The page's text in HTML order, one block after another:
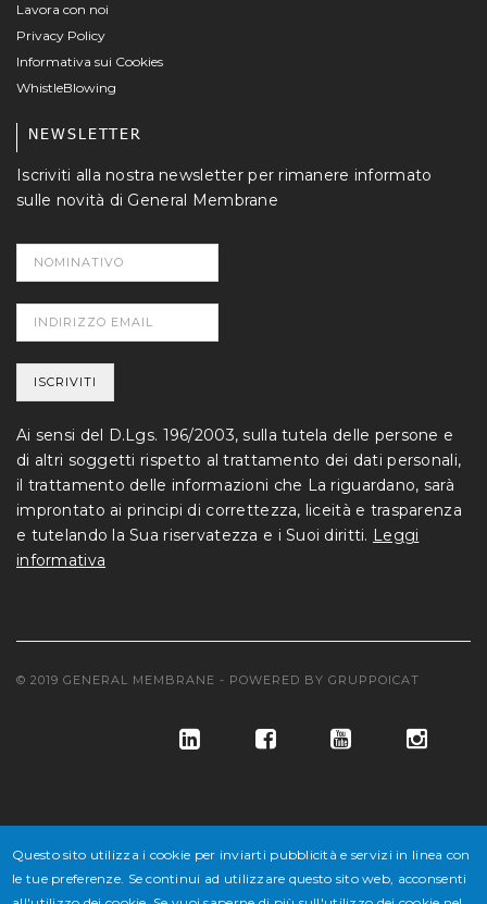
Lavora con noi
Privacy Policy
Informativa sui Cookies
WhistleBlowing
NEWSLETTER
Iscriviti alla nostra newsletter per rimanere informato
sulle novità di General Membrane
Ai sensi del D.Lgs. 196/2003, sulla tutela delle persone e
di altri soggetti rispetto al trattamento dei dati personali,
il trattamento delle informazioni che La riguardano, sarà
improntato ai principi di correttezza, liceità e trasparenza
e tutelando la Sua riservatezza e i Suoi diritti. Leggi
informativa
© 2019 GENERAL MEMBRANE - POWERED BY GRUPPOICAT
Questo sito utilizza i cookie per inviarti pubblicità e servizi in linea con
le tue preferenze. Se continui ad utilizzare questo sito web, acconsenti